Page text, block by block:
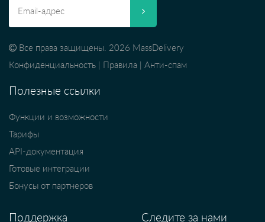
Все права защищены. 2026 MassDelivery
Конфиденциальность
Правила Анти-спам
Полезные ссылки
Функции и возможности
Тарифы
API-документация
Готовые интеграции
Бонусы от партнеров
Поддержка Следите за нами